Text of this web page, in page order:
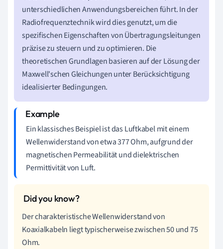
unterschiedlichen Anwendungsbereichen führt. In der
Radiofrequenztechnik wird dies genutzt, um die
spezifischen Eigenschaften von Übertragungsleitungen
präzise zu steuern und zu optimieren. Die
theoretischen Grundlagen basieren auf der Lösung der
Maxwell'schen Gleichungen unter Berücksichtigung
idealisierter Bedingungen.
Ein klassisches Beispiel ist das Luftkabel mit einem
Wellenwiderstand von etwa 377 Ohm, aufgrund der
magnetischen Permeabilität und dielektrischen
Permittivität von Luft.
Der charakteristische Wellenwiderstand von
Koaxialkabeln liegt typischerweise zwischen 50 und 75
Ohm.